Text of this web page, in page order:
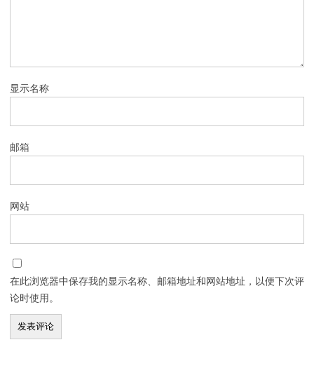
显示名称
邮箱
网站
在此浏览器中保存我的显示名称、邮箱地址和网站地址，以便下次评
论时使用。